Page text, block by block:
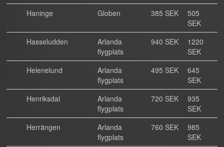
Haninge
Globen 385 SEK
505
SEK
Hasseludden
Arlanda
flygplats
940 SEK
1220
SEK
Helenelund
Arlanda
flygplats
495 SEK
645
SEK
Henriksdal
Arlanda
flygplats
720 SEK
935
SEK
Herrängen
Arlanda
flygplats
760 SEK
985
SEK